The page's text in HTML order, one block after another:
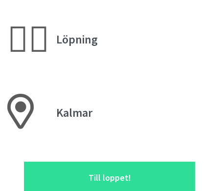
🏃‍♀️ Löpning
Kalmar
Till loppet!